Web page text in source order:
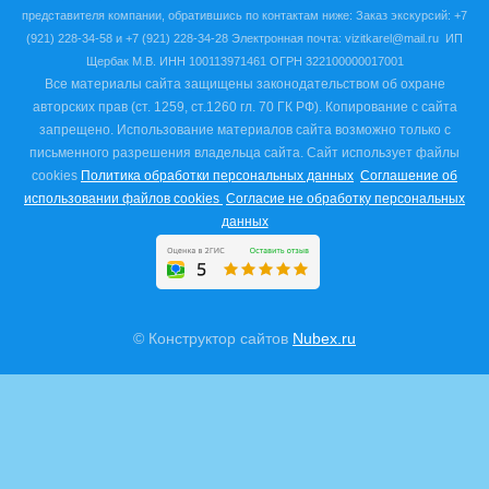
представителя компании, обратившись по контактам ниже: Заказ экскурсий: +7
(921) 228-34-58 и +7 (921) 228-34-28 Электронная почта: vizitkarel@mail.ru
ИП
Щербак М.В. ИНН 100113971461 ОГРН 322100000017001
Все материалы сайта защищены законодательством об охране
авторских прав (ст. 1259, ст.1260 гл. 70 ГК РФ). Копирование с сайта
запрещено. Использование материалов сайта возможно только с
письменного разрешения владельца сайта. Сайт использует файлы
cookies Политика обработки персональных данных Соглашение об
использовании файлов cookies Согласие не обработку персональных
данных
© Конструктор сайтов Nubex.ru